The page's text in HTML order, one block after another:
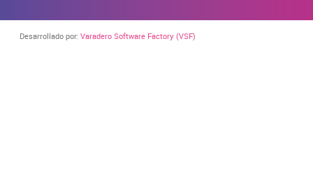
Desarrollado por: Varadero Software Factory (VSF)